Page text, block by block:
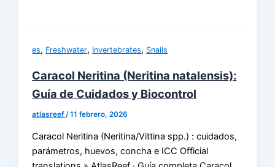
es, Freshwater, Invertebrates, Snails
Caracol Neritina (Neritina natalensis):
Guía de Cuidados y Biocontrol
atlasreef/11 febrero, 2026
Caracol Neritina (Neritina/Vittina spp.) : cuidados,
parámetros, huevos, concha e ICC Official